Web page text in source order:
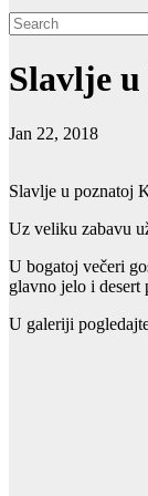
Slavlje
Jan 22, 2018
Slavlje u poznatoj
Uz veliku zabavu
U bogatoj večeri
glavno jelo i desert
U galeriji